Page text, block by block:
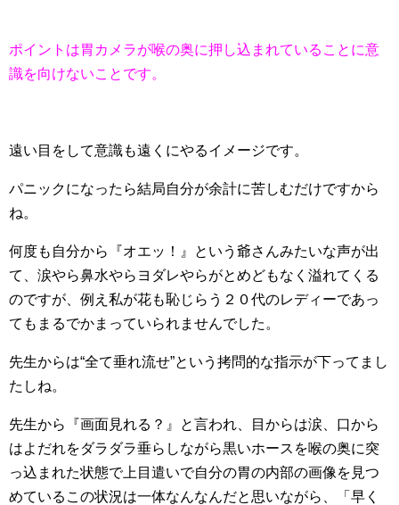
ポイントは胃カメラが喉の奥に押し込まれていることに意
識を向けないことです。
遠い目をして意識も遠くにやるイメージです。
パニックになったら結局自分が余計に苦しむだけですから
ね。
何度も自分から『オエッ！』という爺さんみたいな声が出
て、涙やら鼻水やらヨダレやらがとめどもなく溢れてくる
のですが、例え私が花も恥じらう２０代のレディーであっ
てもまるでかまっていられませんでした。
先生からは“全て垂れ流せ”という拷問的な指示が下ってまし
たしね。
先生から『画面見れる？』と言われ、目からは涙、口から
はよだれをダラダラ垂らしながら黒いホースを喉の奥に突
っ込まれた状態で上目遣いで自分の胃の内部の画像を見つ
めているこの状況は一体なんなんだと思いながら、「早く